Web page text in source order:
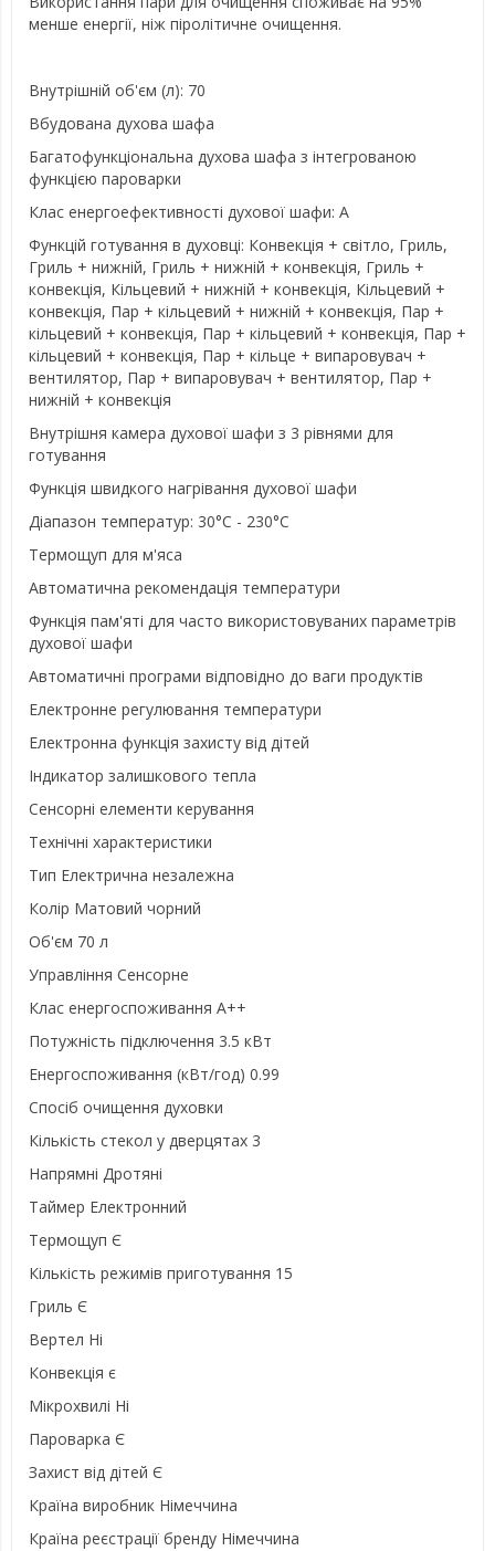
менше енергії, ніж піролітичне очищення.
Внутрішній об'єм (л): 70
Вбудована духова шафа
Багатофункціональна духова шафа з інтегрованою
функцією пароварки
Клас енергоефективності духової шафи: A
Функцій готування в духовці: Конвекція + світло, Гриль,
Гриль + нижній, Гриль + нижній + конвекція, Гриль +
конвекція, Кільцевий + нижній + конвекція, Кільцевий +
конвекція, Пар + кільцевий + нижній + конвекція, Пар +
кільцевий + конвекція, Пар + кільцевий + конвекція, Пар +
кільцевий + конвекція, Пар + кільце + випаровувач +
вентилятор, Пар + випаровувач + вентилятор, Пар +
нижній + конвекція
Внутрішня камера духової шафи з 3 рівнями для
готування
Функція швидкого нагрівання духової шафи
Діапазон температур: 30°C - 230°C
Термощуп для м'яса
Автоматична рекомендація температури
Функція пам'яті для часто використовуваних параметрів
духової шафи
Автоматичні програми відповідно до ваги продуктів
Електронне регулювання температури
Електронна функція захисту від дітей
Індикатор залишкового тепла
Сенсорні елементи керування
Технічні характеристики
Тип Електрична незалежна
Колір Матовий чорний
Об'єм 70 л
Управління Сенсорне
Клас енергоспоживання A++
Потужність підключення 3.5 кВт
Енергоспоживання (кВт/год) 0.99
Спосіб очищення духовки
Кількість стекол у дверцятах 3
Напрямні Дротяні
Таймер Електронний
Термощуп Є
Кількість режимів приготування 15
Гриль Є
Вертел Ні
Конвекція є
Мікрохвилі Ні
Пароварка Є
Захист від дітей Є
Країна виробник Німеччина
Країна реєстрації бренду Німеччина